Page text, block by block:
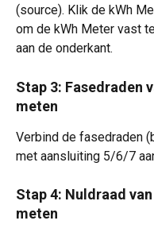
(source). Klik de kWh
om de kWh Meter vast
aan de onderkant.
Stap 3: Fasedraden
meten
Verbind de fasedraden
met aansluiting 5/6/7
Stap 4: Nuldraad
meten